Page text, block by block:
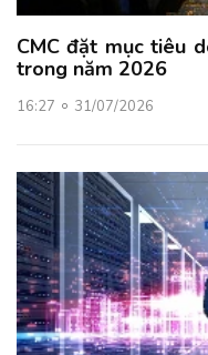
CMC đặt mục tiêu
trong năm 2026
16:27 31/07/2026